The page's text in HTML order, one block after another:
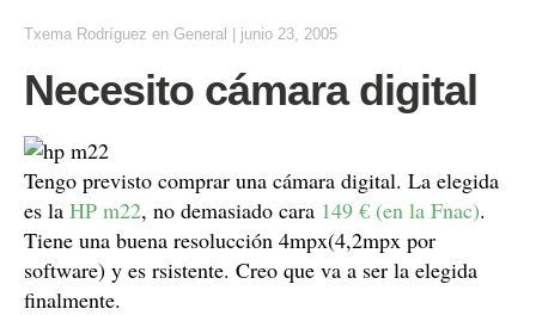
Txema Rodríguez en General junio 23, 2005
Necesito cámara digital
Tengo previsto comprar una cámara digital. La elegida
es la HP m22, no demasiado cara 149 € (en la Fnac).
Tiene una buena resolucción 4mpx(4,2mpx por
software) y es rsistente. Creo que va a ser la elegida
finalmente.